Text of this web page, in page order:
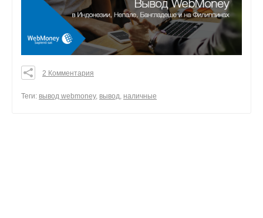
0
2 Комментария
Теги: вывод webmoney, вывод, наличные